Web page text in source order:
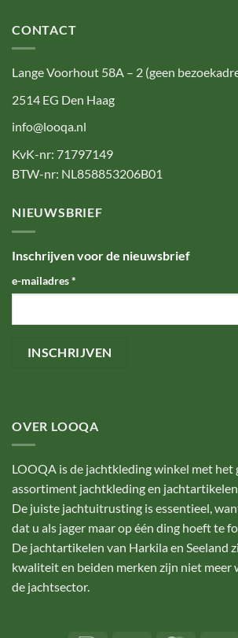
CONTACT
Lange Voorhout 58A – 2 (geen
2514 EG Den Haag
info@looqa.nl
KvK-nr: 71797149
BTW-nr: NL858853206B01
NIEUWSBRIEF
Inschrijven voor de nieuwsbrief
e-mailadres*
OVER LOOQA
LOOQA is de jachtkleding winkel met het
assortiment jachtkleding en
De juiste jachtuitrusting is essentieel,
dat u als jager maar op één ding hoeft te
De jachtartikelen van Harkila en Seeland
kwaliteit en beiden merken zijn niet meer
de jachtsector.